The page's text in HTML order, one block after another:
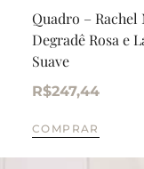
Quadro – Rachel
Degradê Rosa e
Suave
R$247,44
COMPRAR